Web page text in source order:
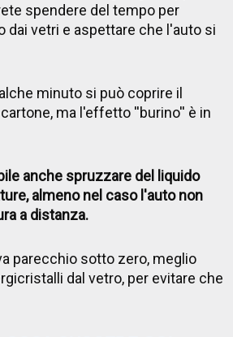
spendere del tempo per
dai vetri e aspettare che l'auto si
minuto si può coprire il
ma l'effetto ''burino'' è in
anche spruzzare del liquido
almeno nel caso l'auto non
a distanza.
parecchio sotto zero, meglio
dal vetro, per evitare che